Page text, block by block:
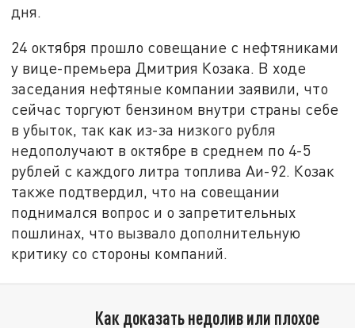
дня.
24 октября прошло совещание с нефтяниками
у вице-премьера Дмитрия Козака. В ходе
заседания нефтяные компании заявили, что
сейчас торгуют бензином внутри страны себе
в убыток, так как из-за низкого рубля
недополучают в октябре в среднем по 4-5
рублей с каждого литра топлива Аи-92. Козак
также подтвердил, что на совещании
поднимался вопрос и о запретительных
пошлинах, что вызвало дополнительную
критику со стороны компаний.
Как доказать недолив или плохое